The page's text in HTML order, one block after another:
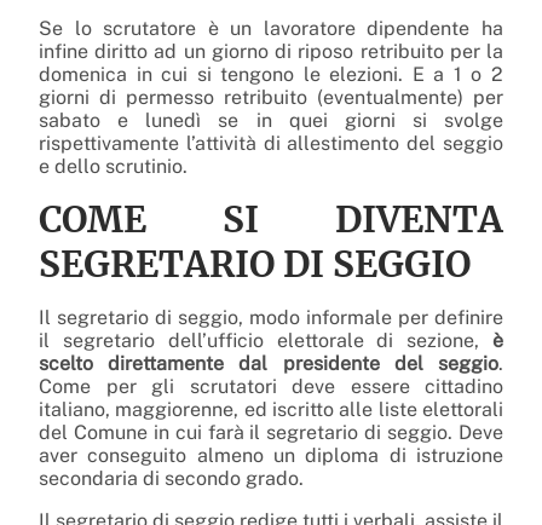
Se lo scrutatore è un lavoratore dipendente ha
infine diritto ad un giorno di riposo retribuito per la
domenica in cui si tengono le elezioni. E a 1 o 2
giorni di permesso retribuito (eventualmente) per
sabato e lunedì se in quei giorni si svolge
rispettivamente l’attività di allestimento del seggio
e dello scrutinio.
COME SI DIVENTA
SEGRETARIO DI SEGGIO
Il segretario di seggio, modo informale per definire
il segretario dell’ufficio elettorale di sezione, è
scelto direttamente dal presidente del seggio.
Come per gli scrutatori deve essere cittadino
italiano, maggiorenne, ed iscritto alle liste elettorali
del Comune in cui farà il segretario di seggio. Deve
aver conseguito almeno un diploma di istruzione
secondaria di secondo grado.